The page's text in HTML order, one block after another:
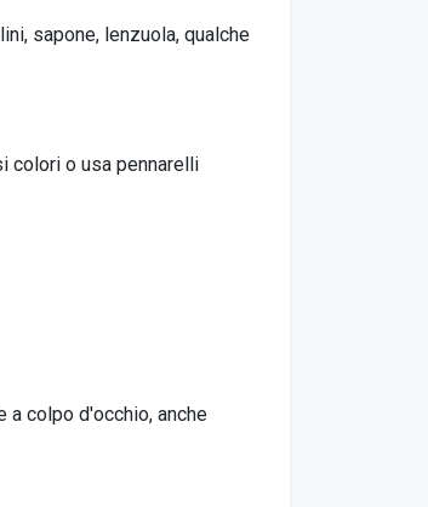
sapone, lenzuola, qualche
colori o usa pennarelli
colpo d'occhio, anche